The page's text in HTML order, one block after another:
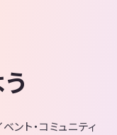
ント・コミュニティ